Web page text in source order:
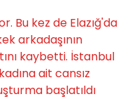
Bu kez de Elazığ'da
arkadaşının
kaybetti. İstanbul
ait cansız
başlatıldı